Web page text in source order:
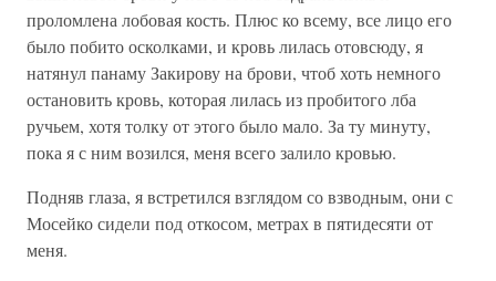
проломлена лобовая кость. Плюс ко всему, все лицо его
было побито осколками, и кровь лилась отовсюду, я
натянул панаму Закирову на брови, чтоб хоть немного
остановить кровь, которая лилась из пробитого лба
ручьем, хотя толку от этого было мало. За ту минуту,
пока я с ним возился, меня всего залило кровью.
Подняв глаза, я встретился взглядом со взводным, они с
Мосейко сидели под откосом, метрах в пятидесяти от
меня.